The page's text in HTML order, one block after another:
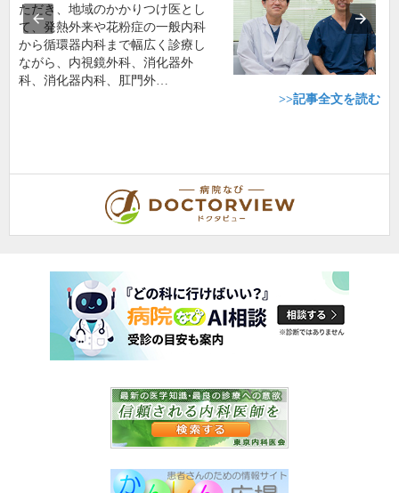
ただき、地域のかかりつけ医とし
て、発熱外来や花粉症の一般内科
から循環器内科まで幅広く診療し
ながら、内視鏡外科、消化器外
科、消化器内科、肛門外…
>>記事全文を読む